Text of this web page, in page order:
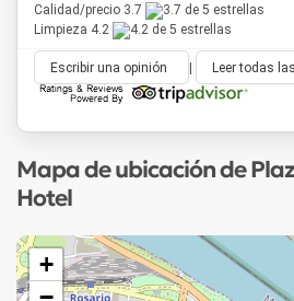
Calidad/precio 3.7
Limpieza 4.2
Escribir una opinión Leer todas
Mapa de ubicación de
Hotel
+